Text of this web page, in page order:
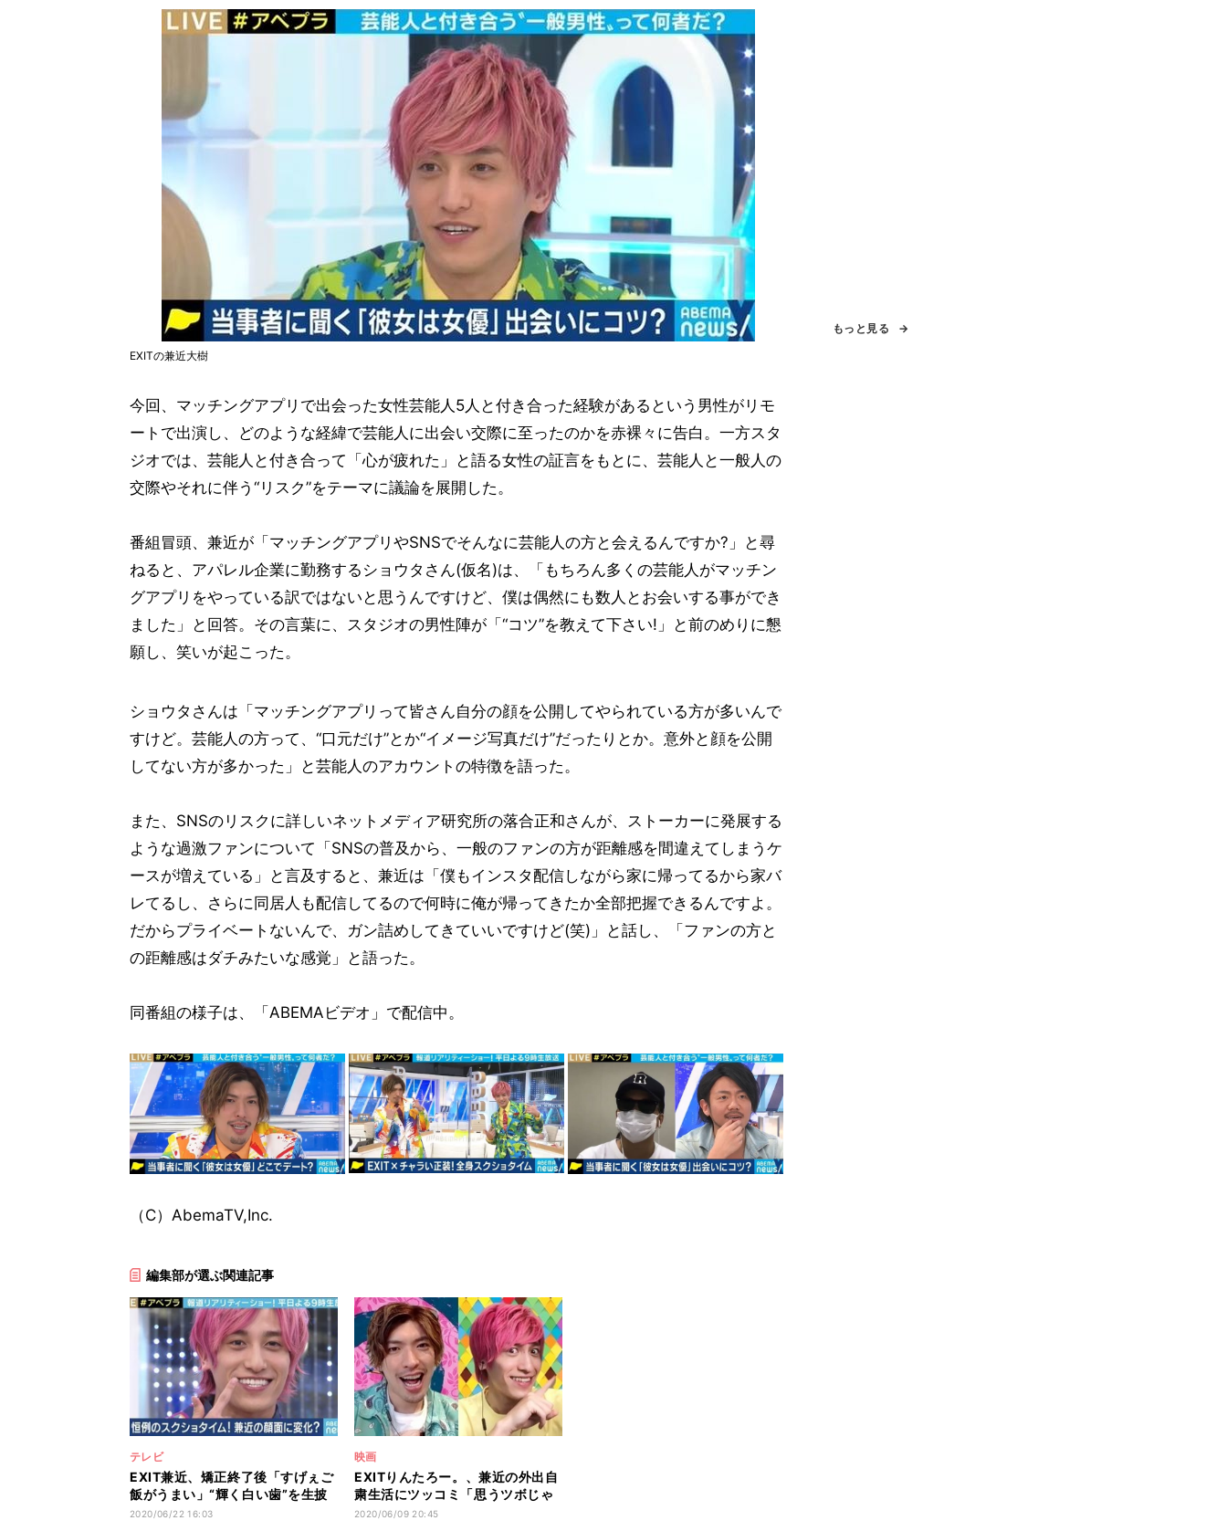
EXITの兼近大樹
今回、マッチングアプリで出会った女性芸能人5人と付き合った経験があるという男性がリモ
ートで出演し、どのような経緯で芸能人に出会い交際に至ったのかを赤裸々に告白。一方スタ
ジオでは、芸能人と付き合って「心が疲れた」と語る女性の証言をもとに、芸能人と一般人の
交際やそれに伴う“リスク”をテーマに議論を展開した。
番組冒頭、兼近が「マッチングアプリやSNSでそんなに芸能人の方と会えるんですか?」と尋
ねると、アパレル企業に勤務するショウタさん(仮名)は、「もちろん多くの芸能人がマッチン
グアプリをやっている訳ではないと思うんですけど、僕は偶然にも数人とお会いする事ができ
ました」と回答。その言葉に、スタジオの男性陣が「“コツ”を教えて下さい!」と前のめりに懇
願し、笑いが起こった。
ショウタさんは「マッチングアプリって皆さん自分の顔を公開してやられている方が多いんで
すけど。芸能人の方って、“口元だけ”とか“イメージ写真だけ”だったりとか。意外と顔を公開
してない方が多かった」と芸能人のアカウントの特徴を語った。
また、SNSのリスクに詳しいネットメディア研究所の落合正和さんが、ストーカーに発展する
ような過激ファンについて「SNSの普及から、一般のファンの方が距離感を間違えてしまうケ
ースが増えている」と言及すると、兼近は「僕もインスタ配信しながら家に帰ってるから家バ
レてるし、さらに同居人も配信してるので何時に俺が帰ってきたか全部把握できるんですよ。
だからプライベートないんで、ガン詰めしてきていいですけど(笑)」と話し、「ファンの方と
の距離感はダチみたいな感覚」と語った。
同番組の様子は、「ABEMAビデオ」で配信中。
（C）AbemaTV,Inc.
編集部が選ぶ関連記事
テレビ
EXIT兼近、矯正終了後「すげぇご
飯がうまい」“輝く白い歯”を生披
露
2020/06/22 16:03
映画
EXITりんたろー。、兼近の外出自
粛生活にツッコミ「思うツボじゃ
ねーか!」
2020/06/09 20:45
もっと見る